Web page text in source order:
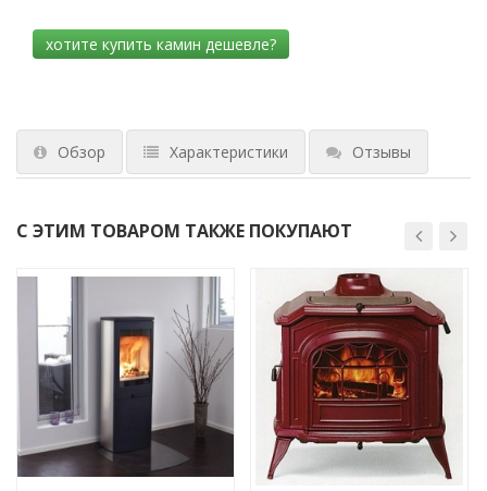
Обзор Характеристики Отзывы
С ЭТИМ ТОВАРОМ ТАКЖЕ ПОКУПАЮТ